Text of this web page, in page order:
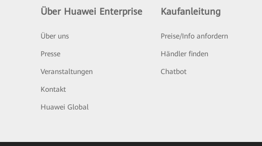
Über Huawei Enterprise
Über uns
Presse
Veranstaltungen
Kontakt
Huawei Global
Kaufanleitung
Preise/Info anfordern
Händler finden
Chatbot